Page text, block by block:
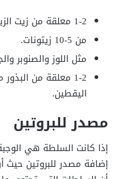
1-2 معلقة من زيت الزيتون.
من 5-10 زيتونات.
مثل اللوز والصنوبر
1-2 معلقة من
اليقطين.
مصدر للبروتين
إذا كانت السلطة هي
إضافة مصدر للبروتين حيث